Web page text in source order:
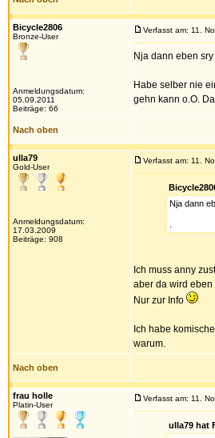
Bicycle2806
Bronze-User
Anmeldungsdatum:
05.09.2011
Beiträge: 66
Verfasst am: 11.
Nja dann eben
Habe selber nie
gehn kann o.O.
Nach oben
ulla79
Gold-User
Anmeldungsdatum:
17.03.2009
Beiträge: 908
Verfasst am: 11.
Nja dann
Ich muss anny
aber da wird
Nur zur Info
Ich habe
warum.
Nach oben
frau holle
Platin-User
Verfasst am: 11.
ulla79 hat